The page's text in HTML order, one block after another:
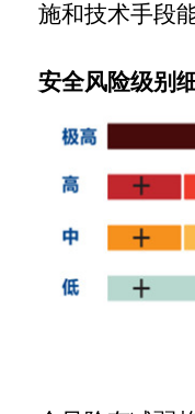
施和技术手段
安全风险级别